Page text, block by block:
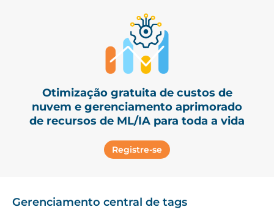
Otimização gratuita de custos de
nuvem e gerenciamento aprimorado
de recursos de ML/IA para toda a vida
Registre-se
Gerenciamento central de tags